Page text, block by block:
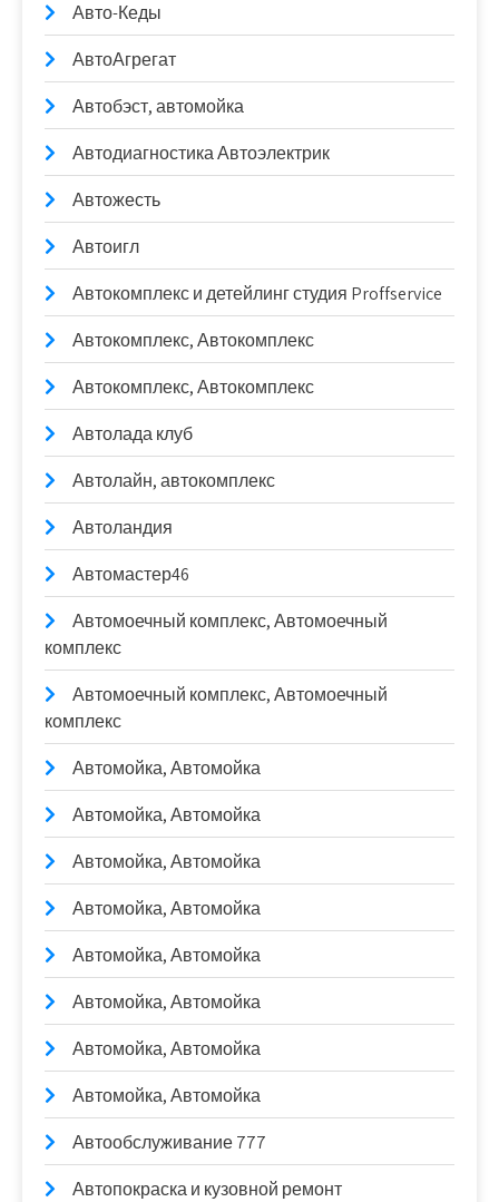
Авто-Кеды
АвтоАгрегат
Автобэст, автомойка
Автодиагностика Автоэлектрик
Автожесть
Автоигл
Автокомплекс и детейлинг студия Proffservice
Автокомплекс, Автокомплекс
Автокомплекс, Автокомплекс
Автолада клуб
Автолайн, автокомплекс
Автоландия
Автомастер46
Автомоечный комплекс, Автомоечный
комплекс
Автомоечный комплекс, Автомоечный
комплекс
Автомойка, Автомойка
Автомойка, Автомойка
Автомойка, Автомойка
Автомойка, Автомойка
Автомойка, Автомойка
Автомойка, Автомойка
Автомойка, Автомойка
Автомойка, Автомойка
Автообслуживание 777
Автопокраска и кузовной ремонт